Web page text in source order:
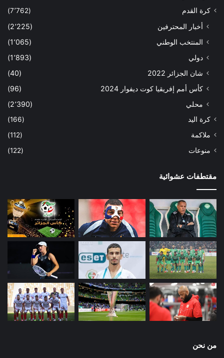
كرة القدم
(7٬762)
أخبار المحترفين
(2٬225)
المنتخب الوطني
(1٬065)
دولي
(1٬893)
شان الجزائر 2022
(40)
كأس أمم إفريقيا كوت ديفوار 2024
(96)
محلي
(2٬390)
كرة اليد
(166)
ملاكمة
(112)
منوعات
(122)
مقتطفات عشوائية
من نحن